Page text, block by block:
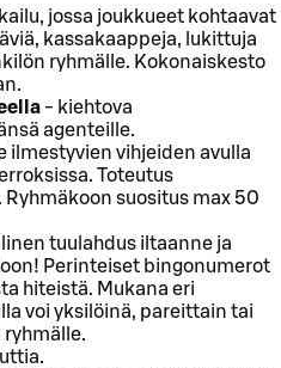
jossa joukkueet kohtaavat
kassakaappeja, lukittuja
ryhmälle. Kokonaiskesto
- kiehtova
agenteille.
ilmestyvien vihjeiden avulla
Toteutus
suositus max 50
tuulahdus iltaanne ja
Perinteiset bingonumerot
hiteistä. Mukana eri
voi yksilöinä, pareittain tai